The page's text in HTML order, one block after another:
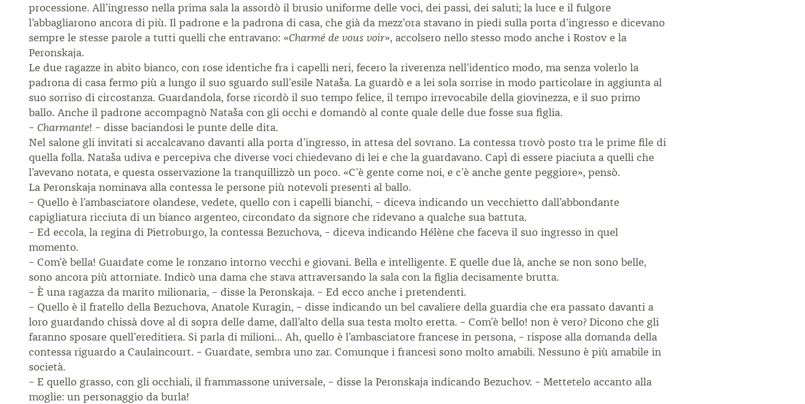
processione. All’ingresso nella prima sala la assordò il brusio uniforme delle voci, dei passi, dei saluti; la luce e il fulgore
l’abbagliarono ancora di più. Il padrone e la padrona di casa, che già da mezz’ora stavano in piedi sulla porta d’ingresso e dicevano
sempre le stesse parole a tutti quelli che entravano: «Charmé de vous voir», accolsero nello stesso modo anche i Rostov e la
Peronskaja.
Le due ragazze in abito bianco, con rose identiche fra i capelli neri, fecero la riverenza nell’identico modo, ma senza volerlo la
padrona di casa fermo più a lungo il suo sguardo sull’esile Nataša. La guardò e a lei sola sorrise in modo particolare in aggiunta al
suo sorriso di circostanza. Guardandola, forse ricordò il suo tempo felice, il tempo irrevocabile della giovinezza, e il suo primo
ballo. Anche il padrone accompagnò Nataša con gli occhi e domandò al conte quale delle due fosse sua figlia.
– Charmante! – disse baciandosi le punte delle dita.
Nel salone gli invitati si accalcavano davanti alla porta d’ingresso, in attesa del sovrano. La contessa trovò posto tra le prime file di
quella folla. Nataša udiva e percepiva che diverse voci chiedevano di lei e che la guardavano. Capì di essere piaciuta a quelli che
l’avevano notata, e questa osservazione la tranquillizzò un poco. «C’è gente come noi, e c’è anche gente peggiore», pensò.
La Peronskaja nominava alla contessa le persone più notevoli presenti al ballo.
– Quello è l’ambasciatore olandese, vedete, quello con i capelli bianchi, – diceva indicando un vecchietto dall’abbondante
capigliatura ricciuta di un bianco argenteo, circondato da signore che ridevano a qualche sua battuta.
– Ed eccola, la regina di Pietroburgo, la contessa Bezuchova, – diceva indicando Hélène che faceva il suo ingresso in quel
momento.
– Com’è bella! Guardate come le ronzano intorno vecchi e giovani. Bella e intelligente. E quelle due là, anche se non sono belle,
sono ancora più attorniate. Indicò una dama che stava attraversando la sala con la figlia decisamente brutta.
– È una ragazza da marito milionaria, – disse la Peronskaja. – Ed ecco anche i pretendenti.
– Quello è il fratello della Bezuchova, Anatole Kuragin, – disse indicando un bel cavaliere della guardia che era passato davanti a
loro guardando chissà dove al di sopra delle dame, dall’alto della sua testa molto eretta. – Com’è bello! non è vero? Dicono che gli
faranno sposare quell’ereditiera. Si parla di milioni… Ah, quello è l’ambasciatore francese in persona, – rispose alla domanda della
contessa riguardo a Caulaincourt. – Guardate, sembra uno zar. Comunque i francesi sono molto amabili. Nessuno è più amabile in
società.
– E quello grasso, con gli occhiali, il frammassone universale, – disse la Peronskaja indicando Bezuchov. – Mettetelo accanto alla
moglie: un personaggio da burla!